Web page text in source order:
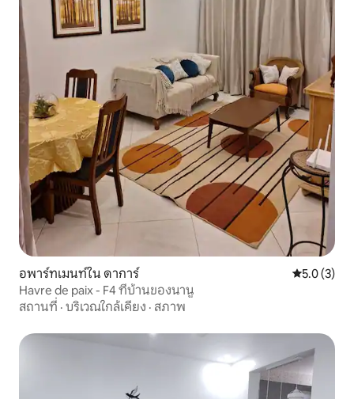
อพาร์ทเมนท์ใน ดาการ์ คะแนนเฉลี่
5.0 (3)
Havre de paix - F4 ที่บ้านของนานู
สถานที่ · บริเวณใกล้เคียง · สภาพ